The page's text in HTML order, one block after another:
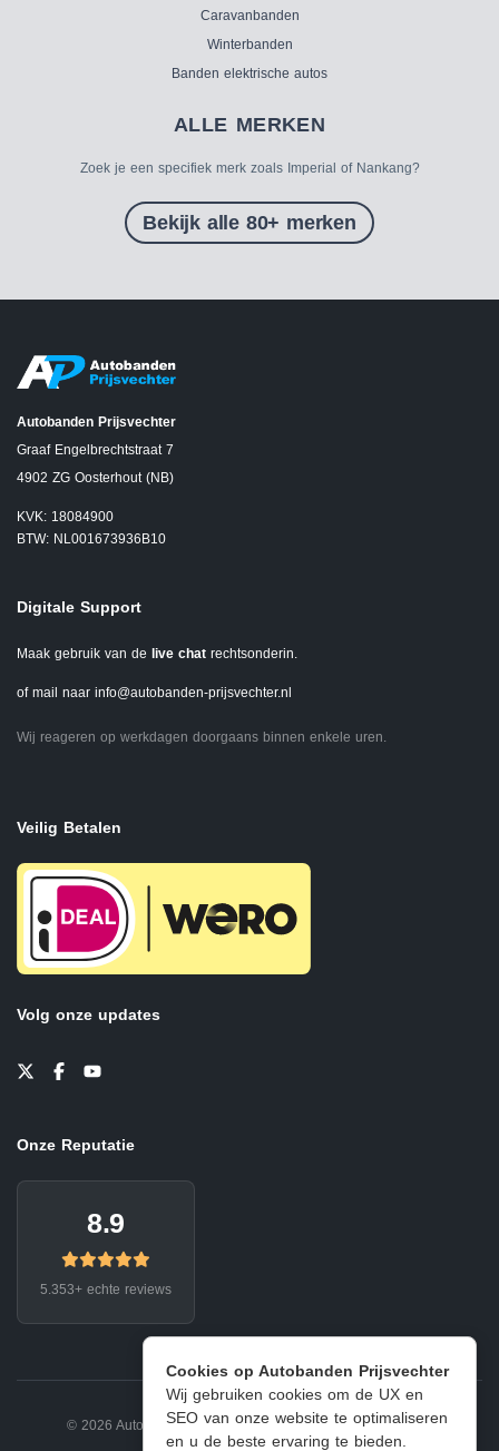
Cookies op Autobanden Prijsvechter
Wij gebruiken cookies om de UX en
SEO van onze website te optimaliseren
en u de beste ervaring te bieden.
Caravanbanden
Winterbanden
Banden elektrische autos
ALLE MERKEN
Zoek je een specifiek merk zoals Imperial of Nankang?
Bekijk alle 80+ merken
Autobanden Prijsvechter
Graaf Engelbrechtstraat 7
4902 ZG Oosterhout (NB)
KVK: 18084900
BTW: NL001673936B10
Digitale Support
Maak gebruik van de live chat rechtsonderin.
of mail naar info@autobanden-prijsvechter.nl
Wij reageren op werkdagen doorgaans binnen enkele uren.
Veilig Betalen
Volg onze updates
Onze Reputatie
8.9
5.353+ echte reviews
© 2026 Autobanden Prijsvechter. Privacy | Voorwaarden